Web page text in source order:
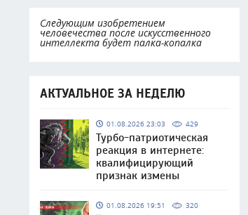
Следующим изобретением
человечества после искусственного
интеллекта будет палка-копалка
АКТУАЛЬНОЕ ЗА НЕДЕЛЮ
01.08.2026 23:03 429
Турбо-патриотическая
реакция в интернете:
квалифицирующий
признак измены
01.08.2026 19:51 320